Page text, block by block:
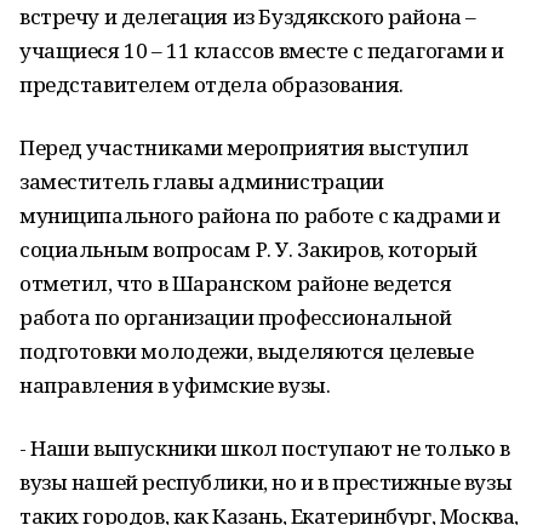
встречу и делегация из Буздякского района –
учащиеся 10 – 11 классов вместе с педагогами и
представителем отдела образования.
Перед участниками мероприятия выступил
заместитель главы администрации
муниципального района по работе с кадрами и
социальным вопросам Р. У. Закиров, который
отметил, что в Шаранском районе ведется
работа по организации профессиональной
подготовки молодежи, выделяются целевые
направления в уфимские вузы.
- Наши выпускники школ поступают не только в
вузы нашей республики, но и в престижные вузы
таких городов, как Казань, Екатеринбург, Москва,